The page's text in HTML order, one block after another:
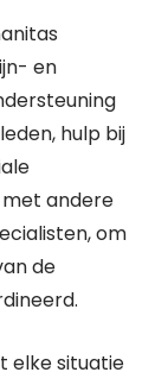
en
hulp bij
met andere
om
de
elke situatie